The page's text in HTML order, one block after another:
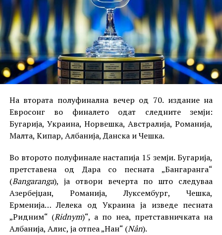
На втората полуфинална вечер од 70. издание на
Евросонг во финалето одат следните земји:
Бугарија, Украина, Норвешка, Австралија, Романија,
Малта, Кипар, Албанија, Данска и Чешка.
Во второто полуфинале настапија 15 земји. Бугарија,
претставена од Дара со песната „Бангаранга“
(Bangaranga), ја отвори вечерта по што следуваа
Азербејџан, Романија, Луксембург, Чешка,
Ерменија… Лелека од Украина ја изведе песната
„Ридним“ (Ridnym)“, а по неа, претставничката на
Албанија, Алис, ја отпеа „Нан“ (Nân).